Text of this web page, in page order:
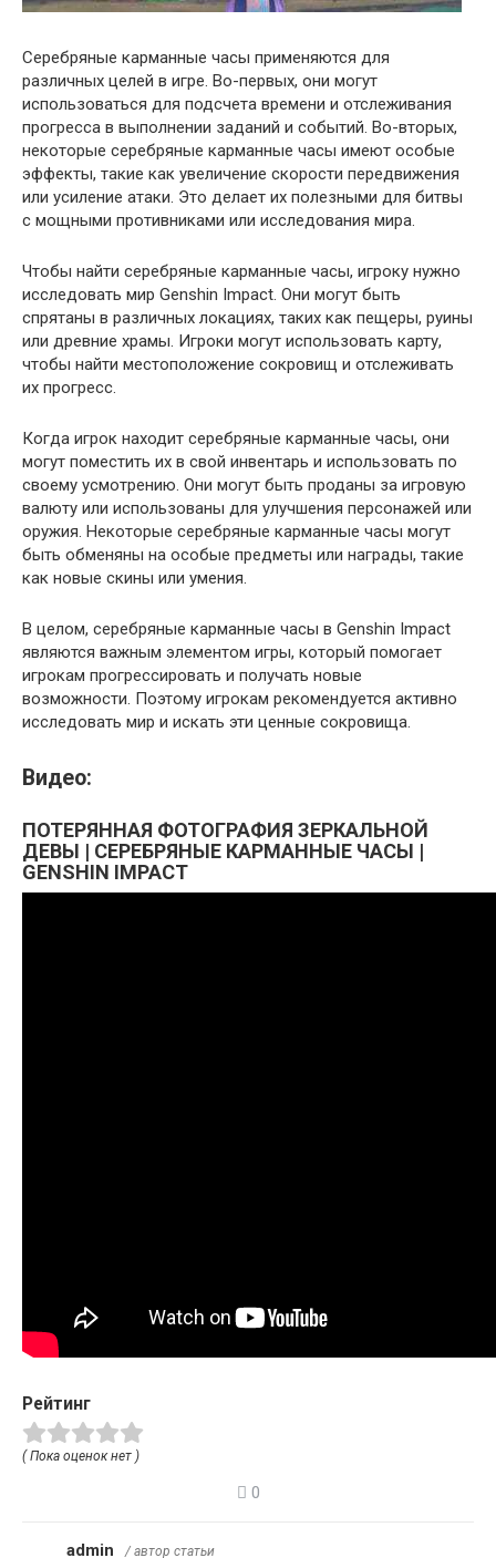
Серебряные карманные часы применяются для
различных целей в игре. Во-первых, они могут
использоваться для подсчета времени и отслеживания
прогресса в выполнении заданий и событий. Во-вторых,
некоторые серебряные карманные часы имеют особые
эффекты, такие как увеличение скорости передвижения
или усиление атаки. Это делает их полезными для битвы
с мощными противниками или исследования мира.
Чтобы найти серебряные карманные часы, игроку нужно
исследовать мир Genshin Impact. Они могут быть
спрятаны в различных локациях, таких как пещеры, руины
или древние храмы. Игроки могут использовать карту,
чтобы найти местоположение сокровищ и отслеживать
их прогресс.
Когда игрок находит серебряные карманные часы, они
могут поместить их в свой инвентарь и использовать по
своему усмотрению. Они могут быть проданы за игровую
валюту или использованы для улучшения персонажей или
оружия. Некоторые серебряные карманные часы могут
быть обменяны на особые предметы или награды, такие
как новые скины или умения.
В целом, серебряные карманные часы в Genshin Impact
являются важным элементом игры, который помогает
игрокам прогрессировать и получать новые
возможности. Поэтому игрокам рекомендуется активно
исследовать мир и искать эти ценные сокровища.
Видео:
ПОТЕРЯННАЯ ФОТОГРАФИЯ ЗЕРКАЛЬНОЙ
ДЕВЫ | СЕРЕБРЯНЫЕ КАРМАННЫЕ ЧАСЫ |
GENSHIN IMPACT
Рейтинг
( Пока оценок нет )
0
admin / автор статьи